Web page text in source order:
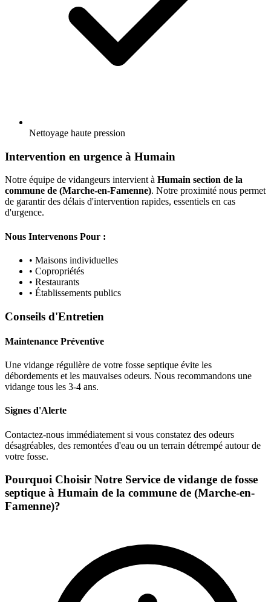
Nettoyage haute pression
Intervention en urgence à Humain
Notre équipe de vidangeurs intervient à Humain section de la
commune de (Marche-en-Famenne). Notre proximité nous permet
de garantir des délais d'intervention rapides, essentiels en cas
d'urgence.
Nous Intervenons Pour :
• Maisons individuelles
• Copropriétés
• Restaurants
• Établissements publics
Conseils d'Entretien
Maintenance Préventive
Une vidange régulière de votre fosse septique évite les
débordements et les mauvaises odeurs. Nous recommandons une
vidange tous les 3-4 ans.
Signes d'Alerte
Contactez-nous immédiatement si vous constatez des odeurs
désagréables, des remontées d'eau ou un terrain détrempé autour de
votre fosse.
Pourquoi Choisir Notre Service de vidange de fosse
septique à Humain de la commune de (Marche-en-
Famenne)?